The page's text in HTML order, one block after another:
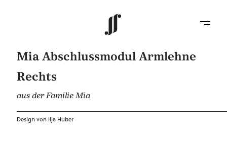
Mia Abschlussmodul Armlehne
Rechts
aus der Familie Mia
Design von Ilja Huber